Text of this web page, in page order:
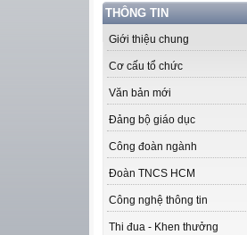
THÔNG TIN
Giới thiệu chung
Cơ cấu tổ chức
Văn bản mới
Đảng bộ giáo dục
Công đoàn ngành
Đoàn TNCS HCM
Công nghệ thông tin
Thi đua - Khen thưởng